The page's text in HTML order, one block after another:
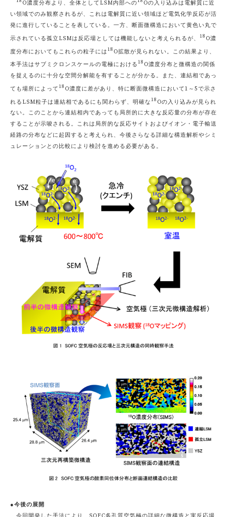
O濃度分布より、全体としてLSM内部への
Oの入り込みは電解質に近
い領域でのみ観察されるが、これは電解質に近い領域ほど電気化学反応が活
発に進行していることを表している。一方、断面微構造において黄色い丸で
示されている孤立LSMは反応場としては機能しないと考えられるが、
18 O濃
度分布においてもこれらの粒子には 18 O拡散が見られない。この結果より、
本手法はサブミクロンスケールの電極における 18 O濃度分布と微構造の関係
を捉えるのに十分な空間分解能を有することが分かる。また、連結相であっ
ても場所によって 18 O濃度に差があり、特に断面微構造において1～5で示さ
れるLSM粒子は連結相であるにも関わらず、明確な 18 Oの入り込みが見られ
ない。このことから連結相内であっても局所的に大きな反応量の分布が存在
することが示唆される。これは局所的な反応サイトおよびイオン・電子輸送
経路の分布などに起因すると考えられ、今後さらなる詳細な構造解析やシミ
ュレーションとの比較により検討を進める必要がある。
●今後の展開